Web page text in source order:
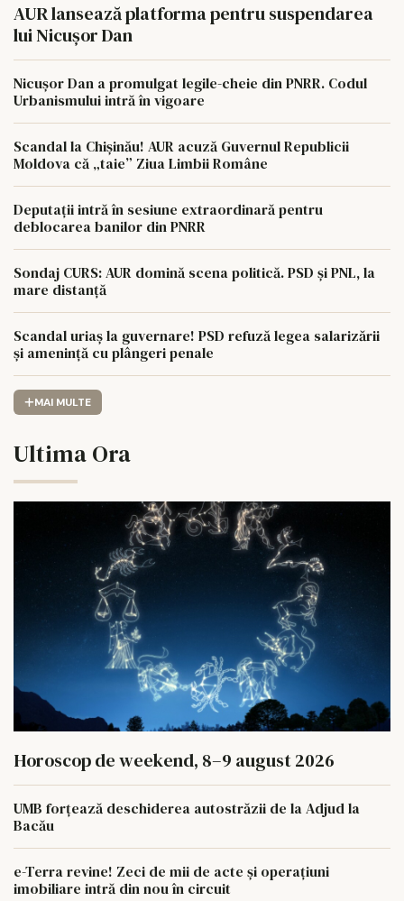
AUR lansează platforma pentru suspendarea
lui Nicușor Dan
Nicușor Dan a promulgat legile-cheie din PNRR. Codul
Urbanismului intră în vigoare
Scandal la Chișinău! AUR acuză Guvernul Republicii
Moldova că „taie” Ziua Limbii Române
Deputații intră în sesiune extraordinară pentru
deblocarea banilor din PNRR
Sondaj CURS: AUR domină scena politică. PSD și PNL, la
mare distanță
Scandal uriaș la guvernare! PSD refuză legea salarizării
și amenință cu plângeri penale
MAI MULTE
Ultima Ora
Horoscop de weekend, 8–9 august 2026
UMB forțează deschiderea autostrăzii de la Adjud la
Bacău
e-Terra revine! Zeci de mii de acte și operațiuni
imobiliare intră din nou în circuit